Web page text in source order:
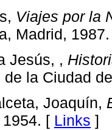
Viajes por la
Madrid,
Jesús, ,
de la Ciudad
Joaquín,
[ Links ]